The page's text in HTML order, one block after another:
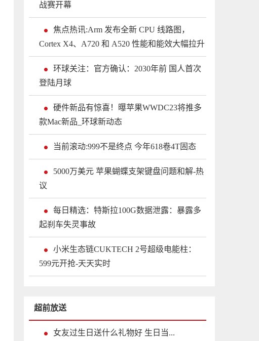
战赛开幕
焦点热讯:Arm 发布全新 CPU 线路图，
Cortex X4、A720 和 A520 性能和能效大幅拉升
环球关注：官方确认：2030年前 国人首次
登陆月球
硬件新品有惊喜！曝苹果WWDC23将推多
款Mac新品_环球新动态
当前滚动:999不是终点 今年618卷4T固态
5000万美元 苹果蝴蝶支架键盘问题和解-热
议
每日精选：特斯拉100G数据泄露：暴露多
起刹车失灵事故
小米生态链CUKTECH 2号超级电能柱：
599元开抢-天天实时
超前放送
女友过生日送什么礼物好 生日当...